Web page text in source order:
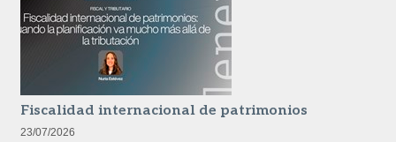
Fiscalidad internacional de patrimonios
23/07/2026